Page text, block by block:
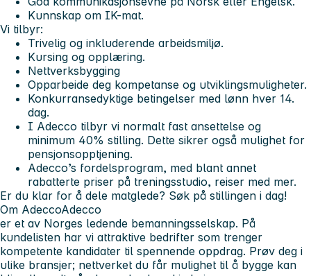
Kunnskap om IK-mat.
Vi tilbyr:
Trivelig og inkluderende arbeidsmiljø.
Kursing og opplæring.
Nettverksbygging
Opparbeide deg kompetanse og utviklingsmuligheter.
Konkurransedyktige betingelser med lønn hver 14.
dag.
I Adecco tilbyr vi normalt fast ansettelse og
minimum 40% stilling. Dette sikrer også mulighet for
pensjonsopptjening.
Adecco’s fordelsprogram, med blant annet
rabatterte priser på treningsstudio, reiser med mer.
Er du klar for å dele matglede? Søk på stillingen i dag!
Om AdeccoAdecco
er et av Norges ledende bemanningsselskap. På
kundelisten har vi attraktive bedrifter som trenger
kompetente kandidater til spennende oppdrag. Prøv deg i
ulike bransjer; nettverket du får mulighet til å bygge kan